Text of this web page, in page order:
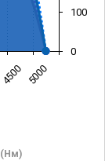
(Нм)
4500 5000
0
100